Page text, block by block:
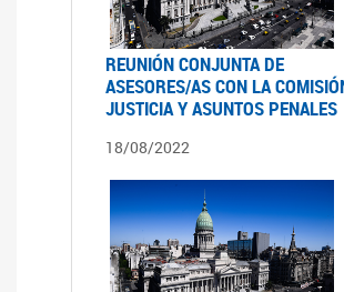
REUNIÓN CONJUNTA DE
ASESORES/AS CON LA
JUSTICIA Y ASUNTOS PENALES
18/08/2022